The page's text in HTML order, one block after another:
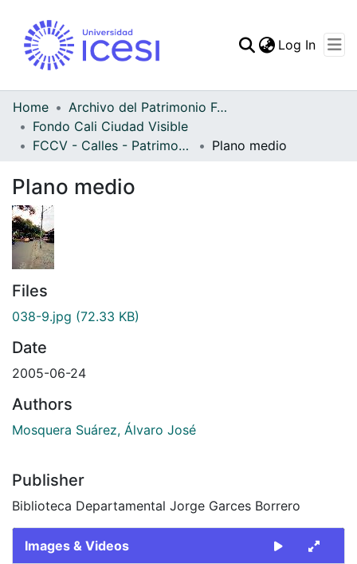
Log In
Home
Archivo del Patrimonio Fotográfico y Fílmico del Valle del Cauca
Fondo Cali Ciudad Visible
FCCV - Calles - Patrimonial
Plano medio
Plano medio
Files
038-9.jpg (72.33 KB)
Date
2005-06-24
Authors
Mosquera Suárez, Álvaro José
Publisher
Biblioteca Departamental Jorge Garces Borrero
Images & Videos